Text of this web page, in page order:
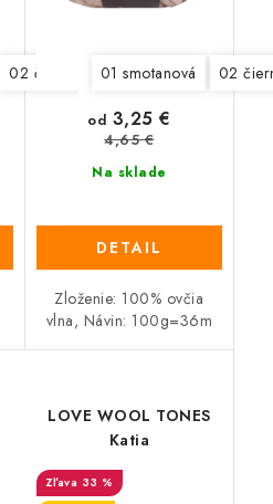
02 čierna 03 tmavá hnedá 05
01 smotanová 02
Na sklade
od 3,25 €
4,65 €
DETAIL
Zloženie: 100% ovčia
vlna, Návin: 100g=36m
LOVE WOOL TONES
Katia
33 %